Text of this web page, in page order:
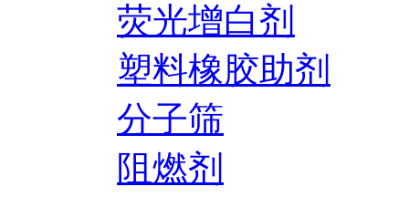
荧光增白剂
塑料橡胶助剂
分子筛
阻燃剂